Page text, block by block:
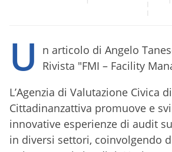
U
n articolo di Angelo
Rivista "FMI – Facility
L’Agenzia di Valutazione Civica di
Cittadinanzattiva promuove e
innovative esperienze di audit
in diversi settori, coinvolgendo